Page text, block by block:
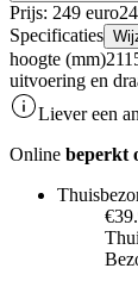
Prijs: 249 euro
Specificaties
hoogte (mm)
uitvoering en
Liever een
Online beperkt